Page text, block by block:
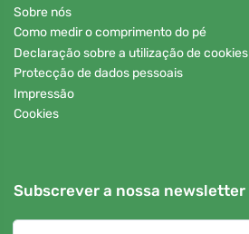
Sobre nós
Como medir o comprimento do pé
Declaração sobre a utilização de cookies
Protecção de dados pessoais
Impressão
Cookies
Subscrever a nossa newsletter